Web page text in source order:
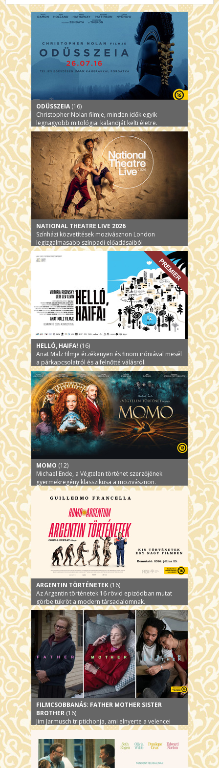
ODÜSSZEIA (16)
Christopher Nolan filmje, minden idők egyik
legnagyobb mitológiai kalandját kelti életre.
NATIONAL THEATRE LIVE 2026
Színházi közvetítések mozivásznon London
legizgalmasabb színpadi előadásaiból
HELLÓ, HAIFA! (16)
Anat Malz filmje érzékenyen és finom iróniával mesél
a párkapcsolatról és a felnőtté válásról.
MOMO (12)
Michael Ende, a Végtelen történet szerzőjének
gyermekregény klasszikusa a mozivásznon.
ARGENTIN TÖRTÉNETEK (16)
Az Argentin történetek 16 rövid epizódban mutat
görbe tükröt a modern társadalomnak.
FILMCSOBBANÁS: FATHER MOTHER SISTER
BROTHER (16)
Jim Jarmusch triptichonja, ami elnyerte a velencei
filmfesztivál fődíját, az Arany Oroszlánt!